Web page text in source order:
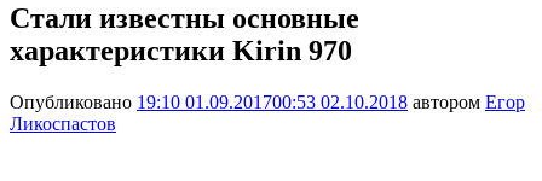
Стали известны основные
характеристики Kirin 970
Опубликовано 19:10 01.09.201700:53 02.10.2018 автором Егор
Ликоспастов